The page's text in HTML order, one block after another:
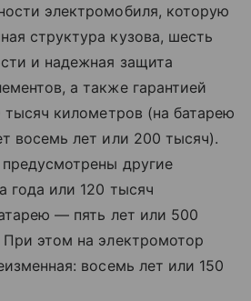
электромобиля, которую
структура кузова, шесть
и надежная защита
а также гарантией
тысяч километров (на батарею
восемь лет или 200 тысяч).
другие
года или 120 тысяч
— пять лет или 500
этом на электромотор
восемь лет или 150